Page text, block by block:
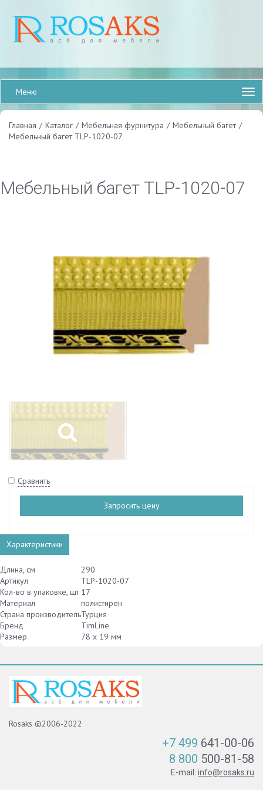
Меню
Главная / Каталог / Мебельная фурнитура / Мебельный багет /
Мебельный багет TLP-1020-07
Мебельный багет TLP-1020-07
Сравнить
Запросить цену
Характеристики
Длина, см
290
Артикул
TLP-1020-07
Кол-во в упаковке, шт 17
Материал
полистирен
Страна производительТурция
Бренд
TimLine
Размер
78 х 19 мм
Rosaks ©2006-2022
+7 499 641-00-06
8 800 500-81-58
E-mail: info@rosaks.ru